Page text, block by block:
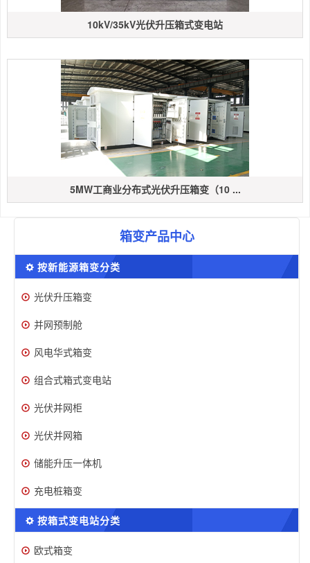
10kV/35kV光伏升压箱式变电站
5MW工商业分布式光伏升压箱变（10 ...
箱变产品中心
按新能源箱变分类
光伏升压箱变
并网预制舱
风电华式箱变
组合式箱式变电站
光伏并网柜
光伏并网箱
储能升压一体机
充电桩箱变
按箱式变电站分类
欧式箱变